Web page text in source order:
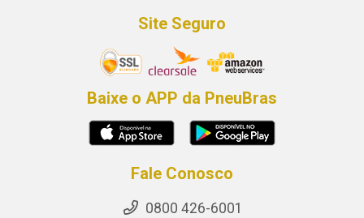
Site Seguro
Baixe o APP da PneuBras
Fale Conosco
0800 426-6001